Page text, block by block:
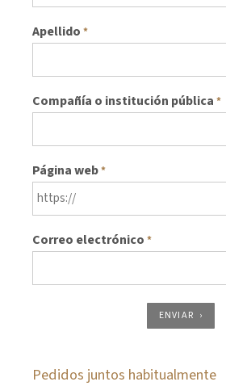
Apellido *
Compañía o institución pública *
Página web*
Correo electrónico *
ENVIAR
Pedidos juntos habitualmente